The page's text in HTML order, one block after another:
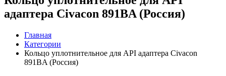
адаптера Civacon 891BA (Россия)
Главная
Категории
Кольцо уплотнительное для API адаптера Civacon
891BA (Россия)